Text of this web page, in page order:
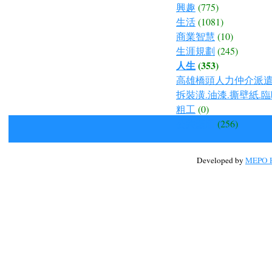
興趣 (775)
生活(1081)
商業智慧 (10)
生涯規劃 (245)
人生(353)
高雄橋頭人力仲介派
拆裝潢.油漆.撕壁紙.
粗工(0)
(256)
Developed by MEPO